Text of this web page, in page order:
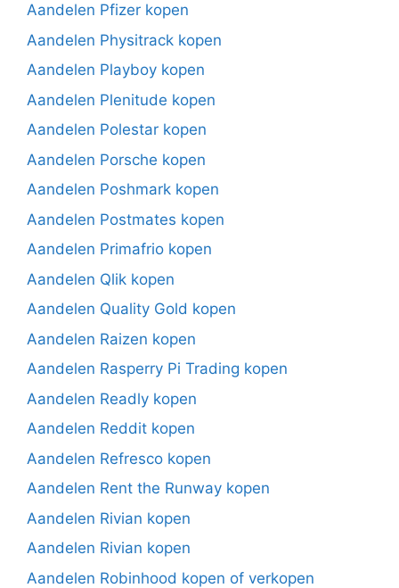
Aandelen Pfizer kopen
Aandelen Physitrack kopen
Aandelen Playboy kopen
Aandelen Plenitude kopen
Aandelen Polestar kopen
Aandelen Porsche kopen
Aandelen Poshmark kopen
Aandelen Postmates kopen
Aandelen Primafrio kopen
Aandelen Qlik kopen
Aandelen Quality Gold kopen
Aandelen Raizen kopen
Aandelen Rasperry Pi Trading kopen
Aandelen Readly kopen
Aandelen Reddit kopen
Aandelen Refresco kopen
Aandelen Rent the Runway kopen
Aandelen Rivian kopen
Aandelen Rivian kopen
Aandelen Robinhood kopen of verkopen